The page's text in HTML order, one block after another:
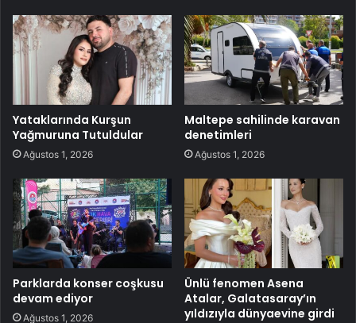
Yataklarında Kurşun
Yağmuruna Tutuldular
Ağustos 1, 2026
Maltepe sahilinde karavan
denetimleri
Ağustos 1, 2026
Parklarda konser coşkusu
devam ediyor
Ağustos 1, 2026
Ünlü fenomen Asena
Atalar, Galatasaray’ın
yıldızıyla dünyaevine girdi